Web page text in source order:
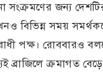
সংক্রমণের জন্য
বিভিন্ন সময়
পক্ষ। রোববারও
ব্রাজিলে ক্রমাগত